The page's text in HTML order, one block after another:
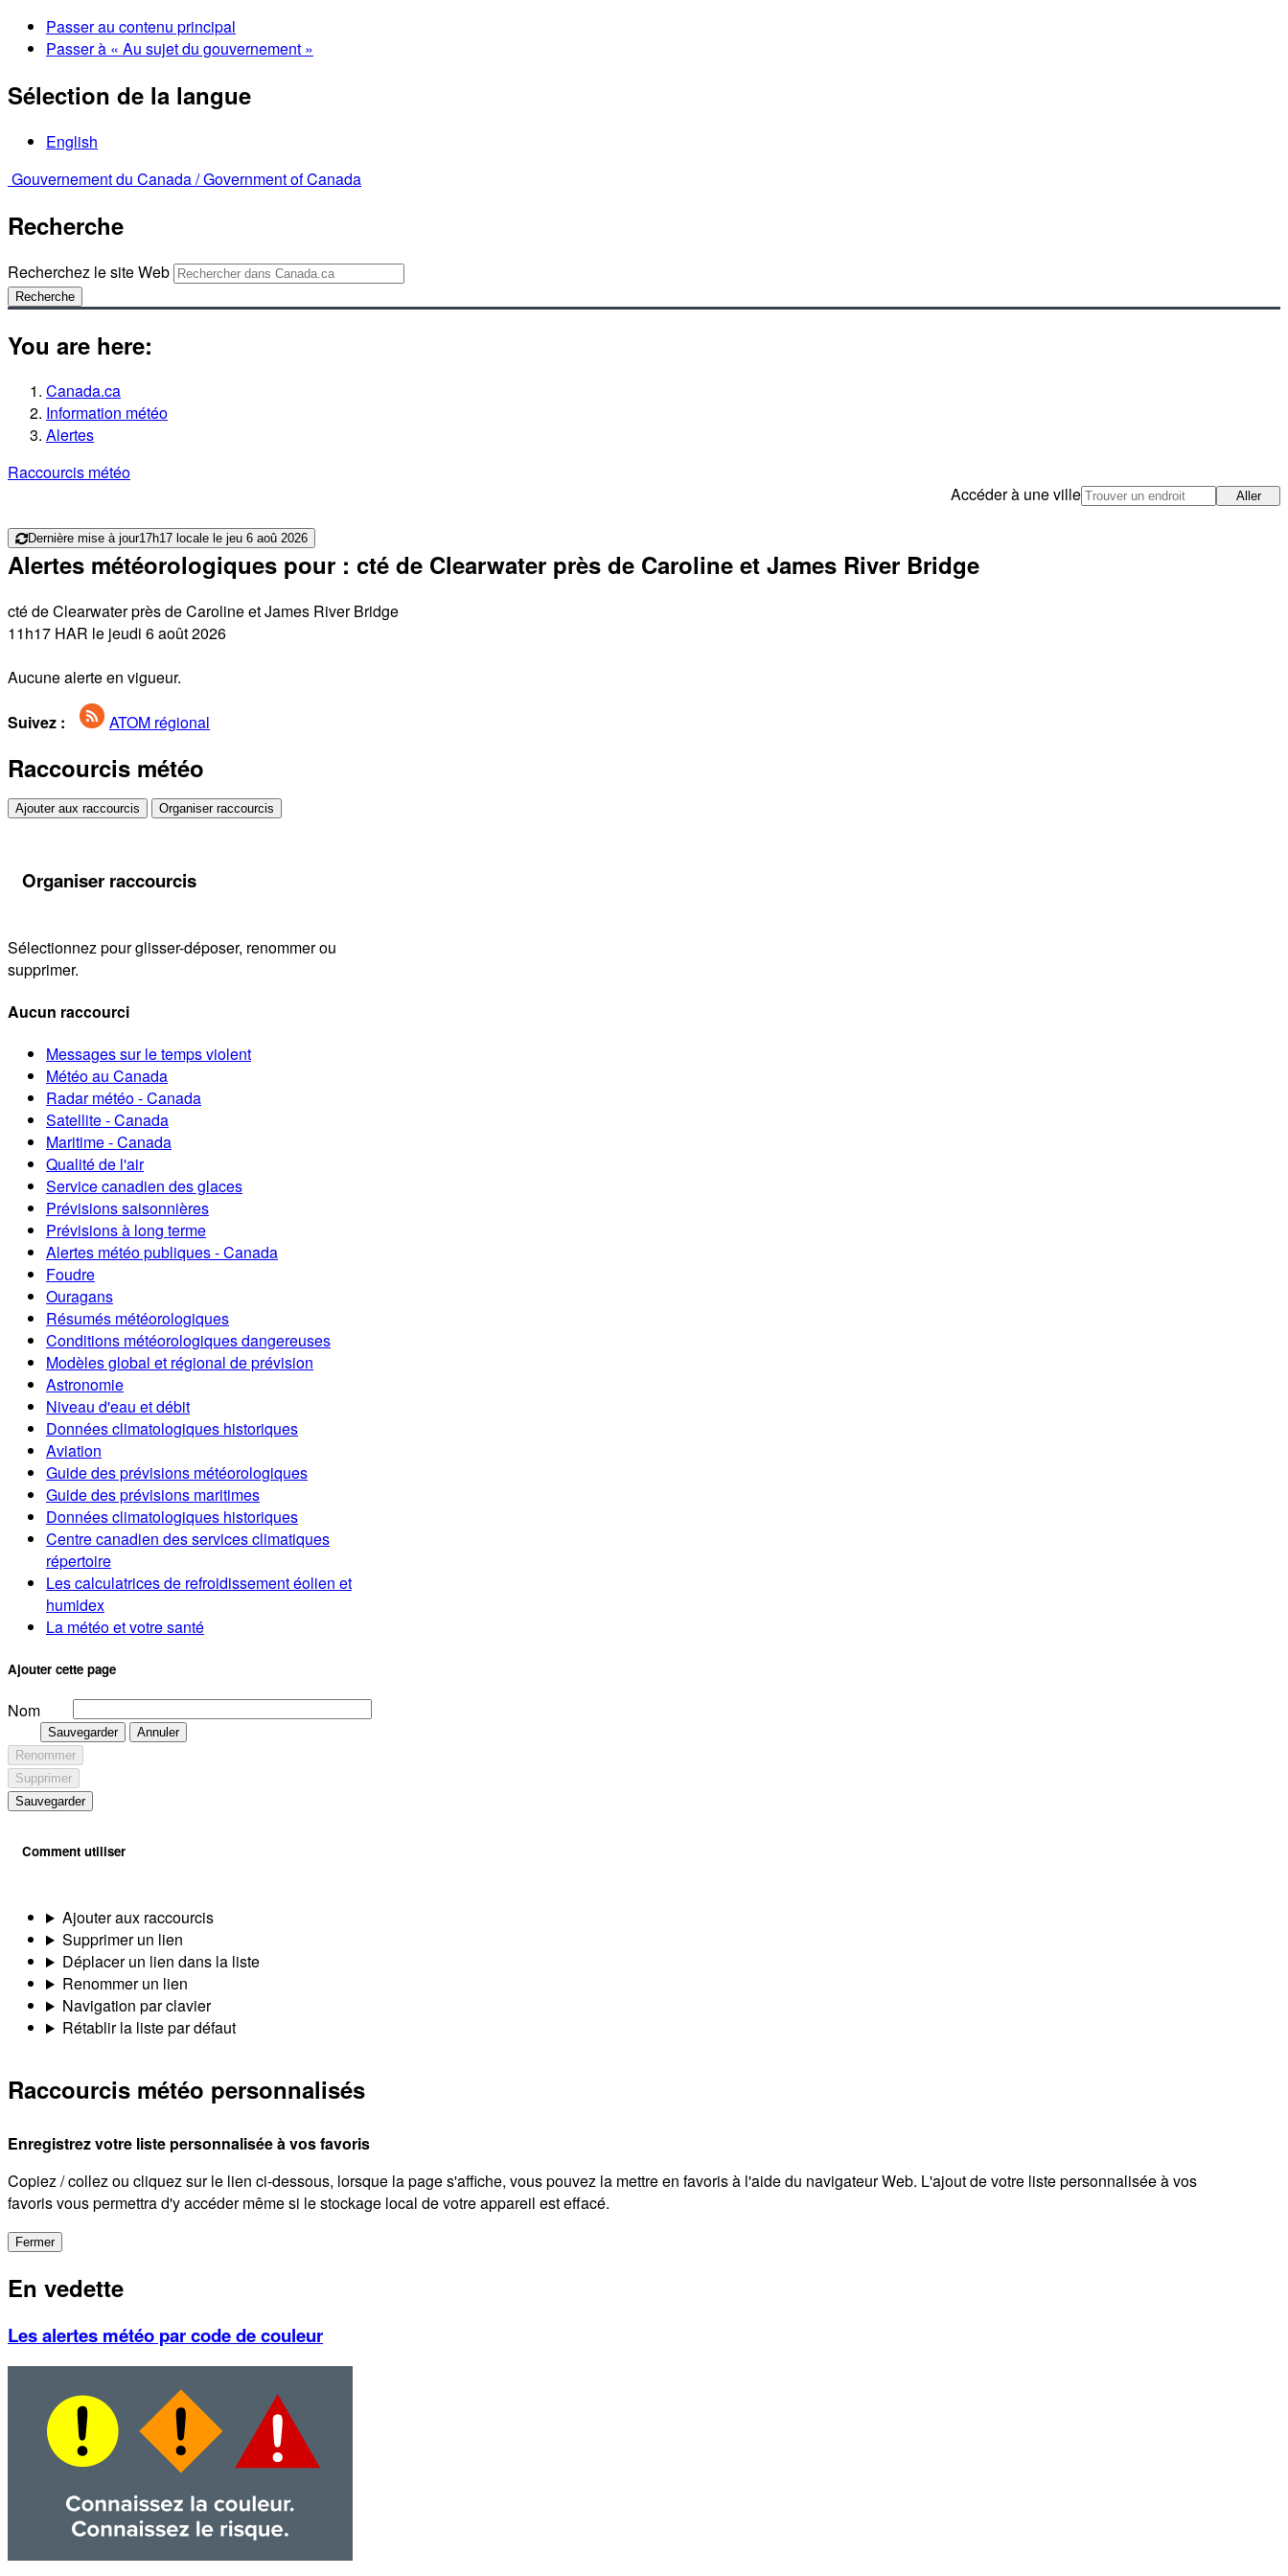
Passer au contenu principal
Passer à « Au sujet du gouvernement »
Sélection de la langue
English
Gouvernement du Canada /Government of Canada
Recherche
Recherchez le site Web
Recherche
You are here:
Canada.ca
Information météo
Alertes
Raccourcis météo
Accéder à une ville
Aller
Dernière mise à jour17h17 locale le jeu 6 aoû 2026
Alertes météorologiques pour : cté de Clearwater près de Caroline et James River Bridge
cté de Clearwater près de Caroline et James River Bridge
11h17 HAR le jeudi 6 août 2026
Aucune alerte en vigueur.
Suivez : ATOM régional
Raccourcis météo
Ajouter aux raccourcis Organiser raccourcis
Organiser raccourcis
Sélectionnez pour glisser-déposer, renommer ou
supprimer.
Aucun raccourci
Messages sur le temps violent
Météo au Canada
Radar météo - Canada
Satellite - Canada
Maritime - Canada
Qualité de l'air
Service canadien des glaces
Prévisions saisonnières
Prévisions à long terme
Alertes météo publiques - Canada
Foudre
Ouragans
Résumés météorologiques
Conditions météorologiques dangereuses
Modèles global et régional de prévision
Astronomie
Niveau d'eau et débit
Données climatologiques historiques
Aviation
Guide des prévisions météorologiques
Guide des prévisions maritimes
Données climatologiques historiques
Centre canadien des services climatiques
répertoire
Les calculatrices de refroidissement éolien et
humidex
La météo et votre santé
Ajouter cette page
Nom
Sauvegarder
Annuler
Renommer
Supprimer
Sauvegarder
Comment utiliser
Ajouter aux raccourcis
Supprimer un lien
Déplacer un lien dans la liste
Renommer un lien
Navigation par clavier
Rétablir la liste par défaut
Raccourcis météo personnalisés
Enregistrez votre liste personnalisée à vos favoris
Copiez / collez ou cliquez sur le lien ci-dessous, lorsque la page s'affiche, vous pouvez la mettre en favoris à l'aide du navigateur Web. L'ajout de votre liste personnalisée à vos
favoris vous permettra d'y accéder même si le stockage local de votre appareil est effacé.
Fermer
En vedette
Les alertes météo par code de couleur